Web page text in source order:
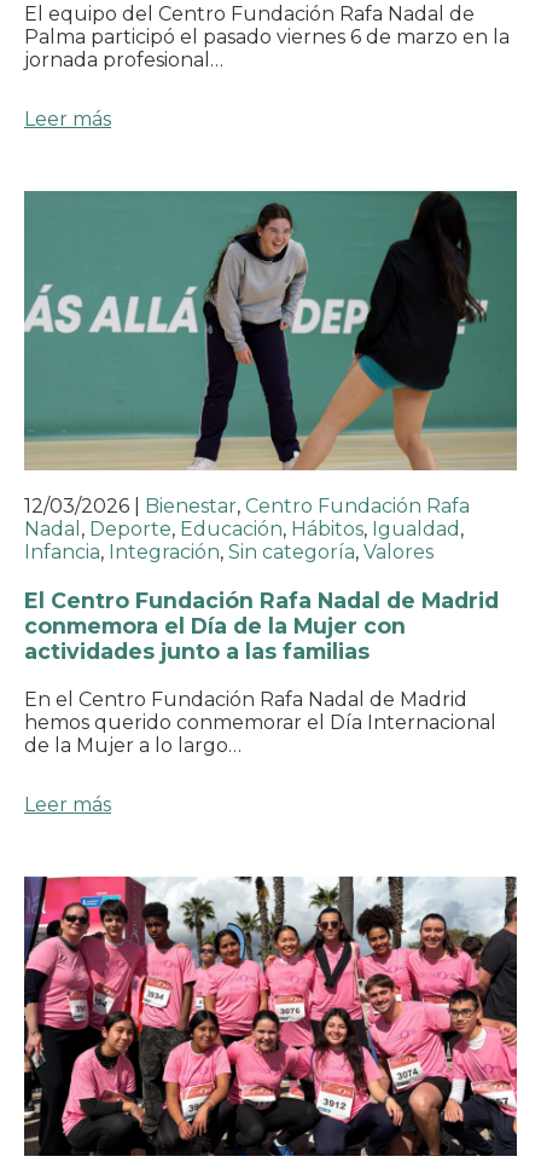
El equipo del Centro Fundación Rafa Nadal de
Palma participó el pasado viernes 6 de marzo en la
jornada profesional…
Leer más
12/03/2026 Bienestar, Centro Fundación Rafa
Nadal , Deporte, Educación, Hábitos, Igualdad ,
Infancia, Integración, Sin categoría, Valores
El Centro Fundación Rafa Nadal de Madrid
conmemora el Día de la Mujer con
actividades junto a las familias
En el Centro Fundación Rafa Nadal de Madrid
hemos querido conmemorar el Día Internacional
de la Mujer a lo largo…
Leer más